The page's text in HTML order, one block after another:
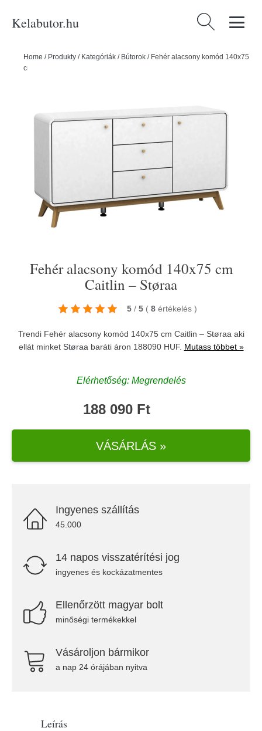
Kelabutor.hu Keresés:
Home / Produkty / Kategóriák / Bútorok / Fehér alacsony komód 140x75
cm Caitlin – Støraa
Fehér alacsony komód 140x75 cm
Caitlin – Støraa
5 / 5 ( 8 értékelés )
Trendi Fehér alacsony komód 140x75 cm Caitlin – Støraa aki
ellát minket Støraa baráti áron 188090 HUF. Mutass többet »
Elérhetőség: Megrendelés
188 090 Ft
VÁSÁRLÁS »
Ingyenes szállítás
45.000
14 napos visszatérítési jog
ingyenes és kockázatmentes
Ellenőrzött magyar bolt
minőségi termékekkel
Vásároljon bármikor
a nap 24 órájában nyitva
Leírás